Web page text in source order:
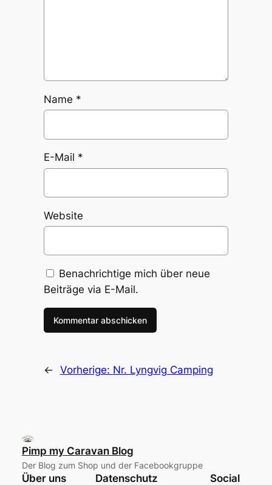
Name *
E-Mail *
Website
Benachrichtige mich über neue
Beiträge via E-Mail.
← Vorherige: Nr. Lyngvig Camping
Pimp my Caravan Blog
Der Blog zum Shop und der Facebookgruppe
Über uns Datenschutz Social